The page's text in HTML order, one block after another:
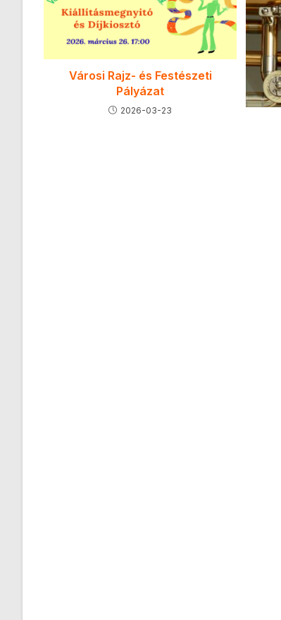
Városi Rajz- és Festészeti
Pályázat
2026-03-23